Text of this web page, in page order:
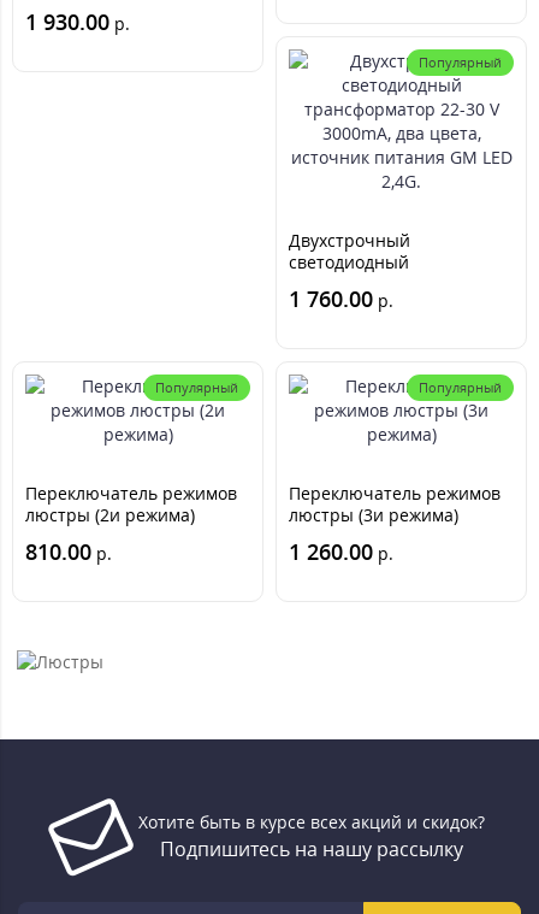
3200mA, два цвета,
1 930.00 р.
Популярный
Двухстрочный
светодиодный
3000mA, два цвета,
1 760.00 р.
Популярный
Переключатель режимов
люстры (2и режима)
810.00 р.
Популярный
Переключатель режимов
люстры (3и режима)
1 260.00 р.
Хотите быть в курсе всех акций и скидок?
Подпишитесь на нашу рассылку